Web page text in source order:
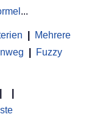
...
Mehrere
Fuzzy